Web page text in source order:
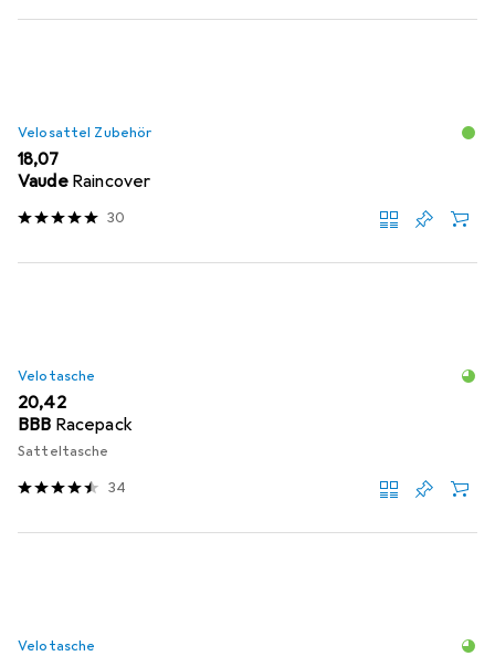
Velosattel Zubehör
EUR
18,07
Vaude Raincover
30
Velotasche
EUR
20,42
BBB Racepack
Satteltasche
34
Velotasche